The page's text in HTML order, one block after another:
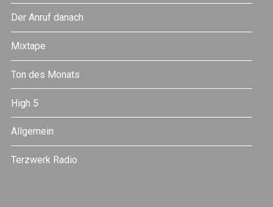
Der Anruf danach
Mixtape
Ton des Monats
High 5
Allgemein
Terzwerk Radio